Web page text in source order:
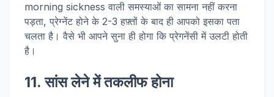
morning sickness वाली समस्याओं का सामना नहीं करना
पड़ता, प्रेग्नेंट होने के 2-3 हफ़्तों के बाद ही आपको इसका पता
चलता है। वैसे भी आपने सुना ही होगा कि प्रेगनेंसी में उलटी होती
है।
11. सांस लेने में तकलीफ होना